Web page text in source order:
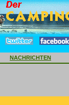
NACHRICHTEN